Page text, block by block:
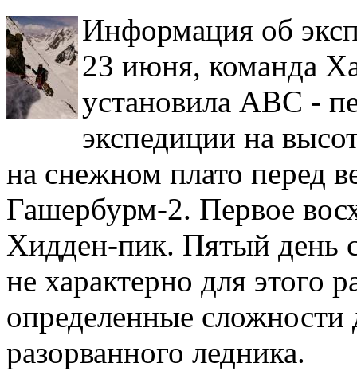
Информация об
23 июня, команда
установила АВС -
экспедиции на
на снежном плато перед
Гашербурм-2. Первое
Хидден-пик. Пятый день
не характерно для этого
определенные
разорванного ледника.